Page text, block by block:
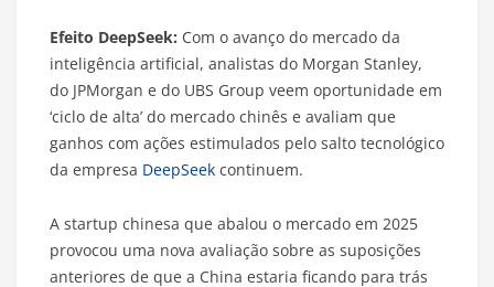
Efeito DeepSeek: Com o avanço do mercado da
inteligência artificial, analistas do Morgan Stanley,
do JPMorgan e do UBS Group veem oportunidade em
‘ciclo de alta’ do mercado chinês e avaliam que
ganhos com ações estimulados pelo salto tecnológico
da empresa DeepSeek continuem.
A startup chinesa que abalou o mercado em 2025
provocou uma nova avaliação sobre as suposições
anteriores de que a China estaria ficando para trás